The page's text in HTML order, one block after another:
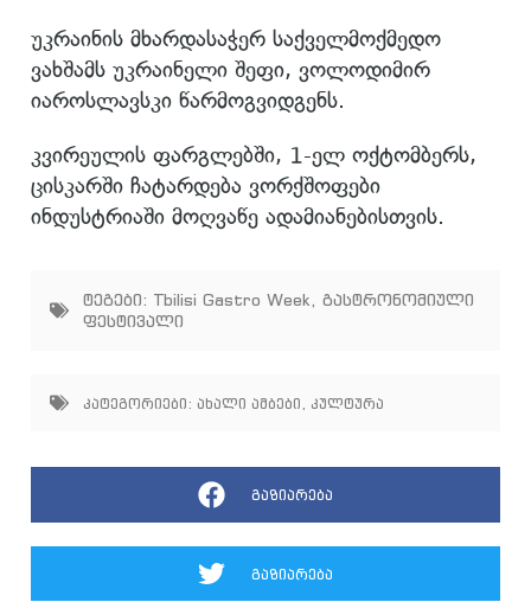
უკრაინის მხარდასაჭერ საქველმოქმედო
ვახშამს უკრაინელი შეფი, ვოლოდიმირ
იაროსლავსკი წარმოგვიდგენს.
კვირეულის ფარგლებში, 1-ელ ოქტომბერს,
ცისკარში ჩატარდება ვორქშოფები
ინდუსტრიაში მოღვაწე ადამიანებისთვის.
ტეგები: Tbilisi Gastro Week, გასტრონომიული
ფესტივალი
კატეგორიები: ახალი ამბები კულტურა
გაზიარება
გაზიარება